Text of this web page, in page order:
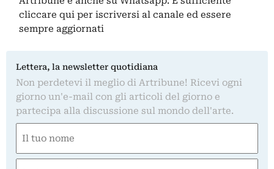
cliccare qui per iscriversi al canale ed essere
sempre aggiornati
Lettera, la newsletter quotidiana
Non perdetevi il meglio di Artribune! Ricevi ogni
giorno un'e-mail con gli articoli del giorno e
partecipa alla discussione sul mondo dell'arte.
(Required)
First